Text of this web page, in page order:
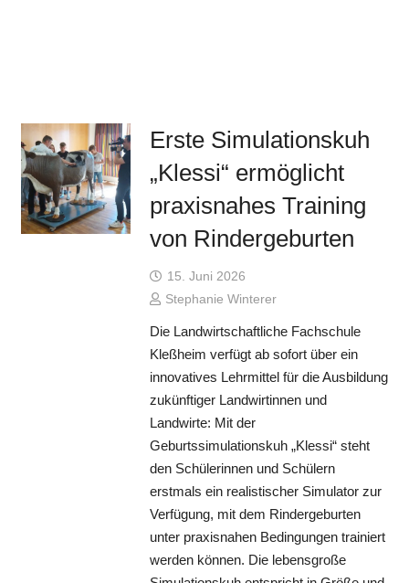
Erste Simulationskuh
„Klessi“ ermöglicht
praxisnahes Training
von Rindergeburten
15. Juni 2026
Stephanie Winterer
Die Landwirtschaftliche Fachschule
Kleßheim verfügt ab sofort über ein
innovatives Lehrmittel für die Ausbildung
zukünftiger Landwirtinnen und
Landwirte: Mit der
Geburtssimulationskuh „Klessi“ steht
den Schülerinnen und Schülern
erstmals ein realistischer Simulator zur
Verfügung, mit dem Rindergeburten
unter praxisnahen Bedingungen trainiert
werden können. Die lebensgroße